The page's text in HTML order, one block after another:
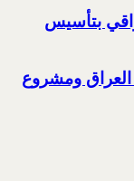
بتأسيس
العراق ومشروع